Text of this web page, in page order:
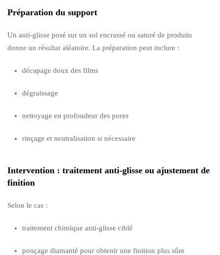
Préparation du support
Un anti-glisse posé sur un sol encrassé ou saturé de produits
donne un résultat aléatoire. La préparation peut inclure :
décapage doux des films
dégraissage
nettoyage en profondeur des pores
rinçage et neutralisation si nécessaire
Intervention : traitement anti-glisse ou ajustement de
finition
Selon le cas :
traitement chimique anti-glisse ciblé
ponçage diamanté pour obtenir une finition plus sûre